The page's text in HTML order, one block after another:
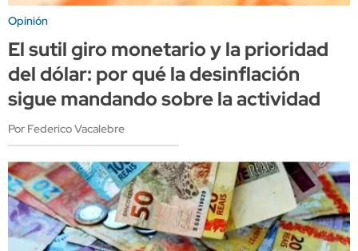
Opinión
El sutil giro monetario y la prioridad
del dólar: por qué la desinflación
sigue mandando sobre la actividad
Por Federico Vacalebre